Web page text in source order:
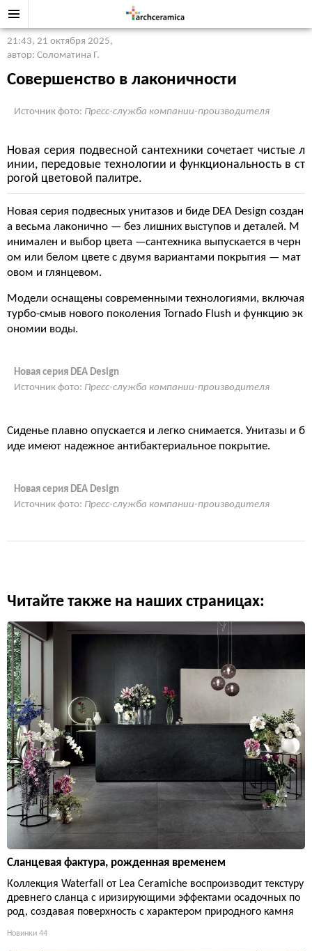
21:43, 21 октября 2025,
автор: Соломатина Г.
Совершенство в лаконичности
Источник фото: Пресс-служба компании-производителя
Новая серия подвесной сантехники сочетает чистые л
инии, передовые технологии и функциональность в ст
рогой цветовой палитре.
Новая серия подвесных унитазов и биде DEA Design создан
а весьма лаконично — без лишних выступов и деталей. М
инимален и выбор цвета —сантехника выпускается в черн
ом или белом цвете с двумя вариантами покрытия — мат
овом и глянцевом.
Модели оснащены современными технологиями, включая
турбо-смыв нового поколения Tornado Flush и функцию эк
ономии воды.
Новая серия DEA Design
Источник фото: Пресс-служба компании-производителя
Сиденье плавно опускается и легко снимается. Унитазы и б
иде имеют надежное антибактериальное покрытие.
Новая серия DEA Design
Источник фото: Пресс-служба компании-производителя
Читайте также на наших страницах:
Сланцевая фактура, рожденная временем
Коллекция Waterfall от Lea Ceramiche воспроизводит текстуру
древнего сланца с иризирующими эффектами осадочных по
род, создавая поверхность с характером природного камня
Новинки 44